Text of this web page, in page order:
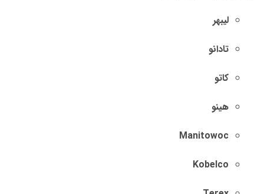
لیبهر
تادانو
کاتو
هینو
Manitowoc
Kobelco